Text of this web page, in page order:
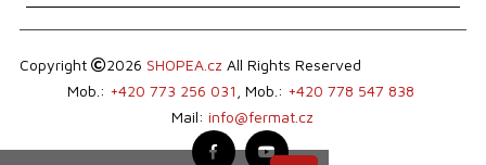
Maschinengewicht
5500 kg
Maschinenabmessungen L x B x H3100x2440x2540 mm
Copyright 2026 SHOPEA.cz All Rights Reserved
Mob.: +420 773 256 031 , Mob.: +420 778 547 838
Mail: info@fermat.cz